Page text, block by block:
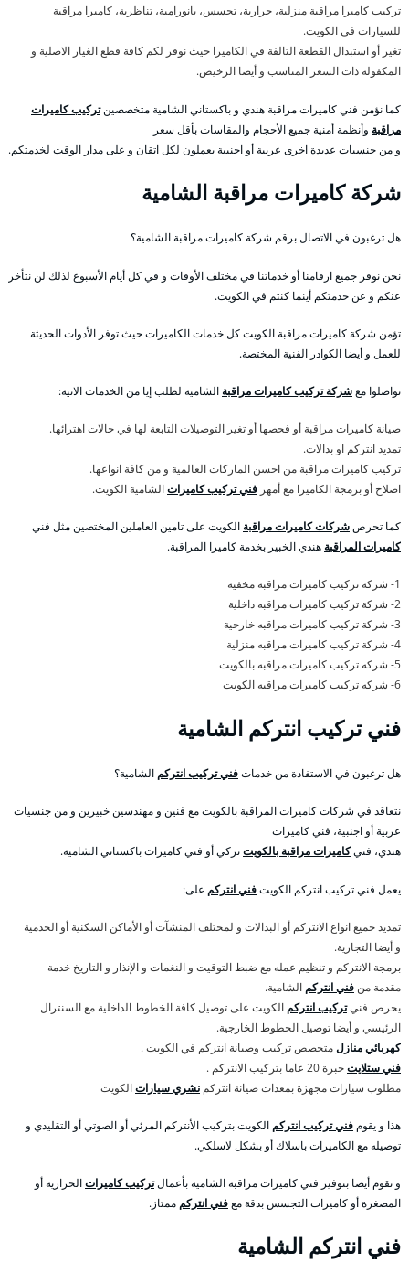
تركيب كاميرا مراقبة منزلية، حرارية، تجسس، بانورامية، تناظرية، كاميرا مراقبة
للسيارات في الكويت.
تغير أو استبدال القطعة التالفة في الكاميرا حيث نوفر لكم كافة قطع الغيار الاصلية و
المكفولة ذات السعر المناسب و أيضا الرخيص.
كما نؤمن فني كاميرات مراقبة هندي و باكستاني الشامية متخصصينتركيب كاميرات
مراقبة وأنظمة أمنية جميع الأحجام والمقاسات بأقل سعر
و من جنسيات عديدة اخرى عربية أو اجنبية يعملون لكل اتقان و على مدار الوقت لخدمتكم.
شركة كاميرات مراقبة الشامية
هل ترغبون في الاتصال برقم شركة كاميرات مراقبة الشامية؟
نحن نوفر جميع ارقامنا أو خدماتنا في مختلف الأوقات و في كل أيام الأسبوع لذلك لن نتأخر
عنكم و عن خدمتكم أينما كنتم في الكويت.
تؤمن شركة كاميرات مراقبة الكويت كل خدمات الكاميرات حيث توفر الأدوات الحديثة
للعمل و أيضا الكوادر الفنية المختصة.
تواصلوا معشركة تركيب كاميرات مراقبة الشامية لطلب إيا من الخدمات الاتية:
صيانة كاميرات مراقبة أو فحصها أو تغير التوصيلات التابعة لها في حالات اهترائها.
تمديد انتركم او بدالات.
تركيب كاميرات مراقبة من احسن الماركات العالمية و من كافة انواعها.
اصلاح أو برمجة الكاميرا مع أمهر فني تركيب كاميراتالشامية الكويت.
كما تحرصشركات كاميرات مراقبة الكويت على تامين العاملين المختصين مثل فني
كاميرات المراقبة هندي الخبير بخدمة كاميرا المراقبة.
1- شركة تركيب كاميرات مراقبه مخفية
2- شركة تركيب كاميرات مراقبه داخلية
3- شركة تركيب كاميرات مراقبه خارجية
4- شركة تركيب كاميرات مراقبه منزلية
5- شركه تركيب كاميرات مراقبه بالكويت
6- شركه تركيب كاميرات مراقبه الكويت
فني تركيب انتركم الشامية
هل ترغبون في الاستفادة من خدماتفني تركيب انتركم الشامية؟
نتعاقد في شركات كاميرات المراقبة بالكويت مع فنين و مهندسين خبيرين و من جنسيات
عربية أو اجنبية، فني كاميرات
هندي، فنيكاميرات مراقبة بالكويتتركي أو فني كاميرات باكستاني الشامية.
يعمل فني تركيب انتركم الكويتفني انتركم على:
تمديد جميع انواع الانتركم أو البدالات و لمختلف المنشآت أو الأماكن السكنية أو الخدمية
و أيضا التجارية.
برمجة الانتركم و تنظيم عمله مع ضبط التوقيت و النغمات و الإنذار و التاريخ خدمة
مقدمة من فني انتركم الشامية.
يحرص فنيتركيب انتركم الكويت على توصيل كافة الخطوط الداخلية مع السنترال
الرئيسي و أيضا توصيل الخطوط الخارجية.
كهربائي منازلمتخصص تركيب وصيانة انتركم في الكويت .
فني ستلايتخبرة 20 عاما بتركيب الانتركم .
مطلوب سيارات مجهزة بمعدات صيانة انتركم نشري سياراتالكويت
هذا و يقوم فني تركيب انتركم الكويت بتركيب الأنتركم المرئي أو الصوتي أو التقليدي و
توصيله مع الكاميرات باسلاك أو بشكل لاسلكي.
و نقوم أيضا بتوفير فني كاميرات مراقبة الشامية بأعمالتركيب كاميراتالحرارية أو
المصغرة أو كاميرات التجسس بدقة معفني انتركم ممتاز.
فني انتركم الشامية